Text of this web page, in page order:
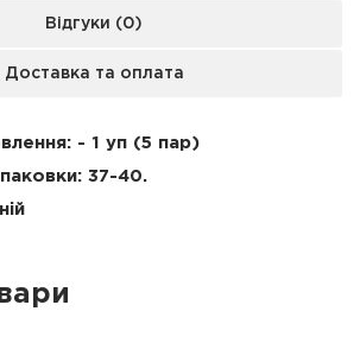
Відгуки (0)
Доставка та оплата
- 1 уп (5 пар)
37-40.